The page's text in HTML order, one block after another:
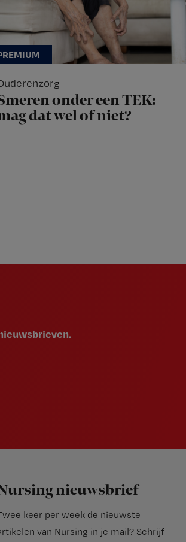
onder een TEK:
dat wel of niet?
nieuwsbrief
keer per week de nieuwste
van Nursing in je mail? Schrijf